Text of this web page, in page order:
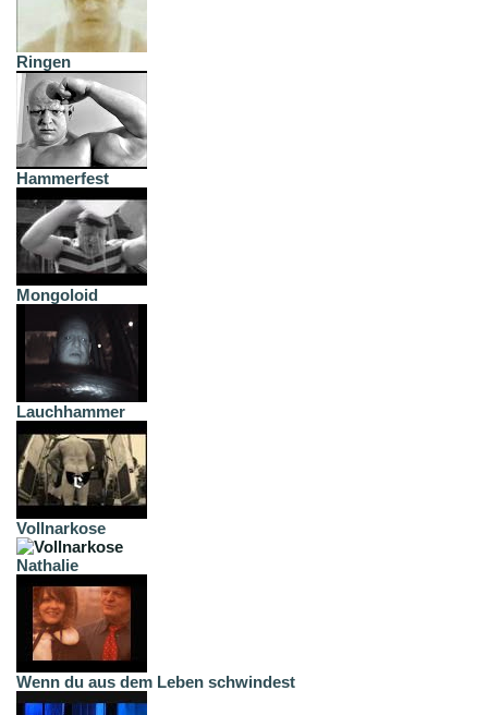
Ringen
Hammerfest
Mongoloid
Lauchhammer
Vollnarkose
Nathalie
Wenn du aus dem Leben schwindest